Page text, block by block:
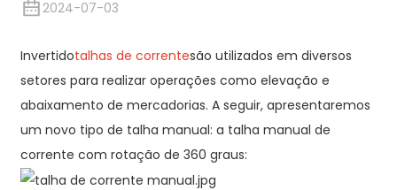
2024-07-03
Invertidotalhas de correntesão utilizados em diversos
setores para realizar operações como elevação e
abaixamento de mercadorias. A seguir, apresentaremos
um novo tipo de talha manual: a talha manual de
corrente com rotação de 360 ​​graus: